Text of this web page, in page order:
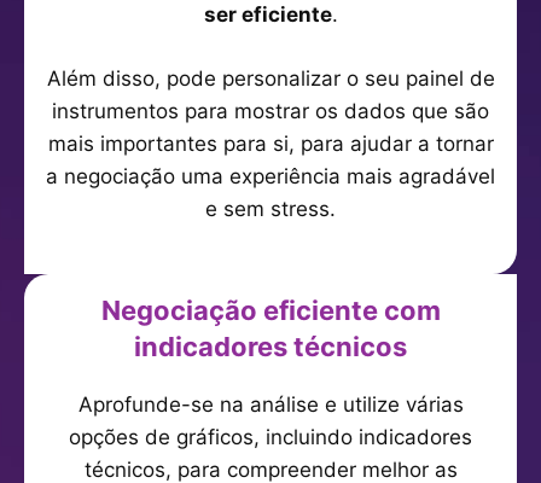
ser eficiente.
Além disso, pode personalizar o seu painel de
instrumentos para mostrar os dados que são
mais importantes para si, para ajudar a tornar
a negociação uma experiência mais agradável
e sem stress.
Negociação eficiente com
indicadores técnicos
Aprofunde-se na análise e utilize várias
opções de gráficos, incluindo indicadores
técnicos, para compreender melhor as